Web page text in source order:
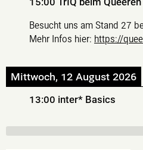
Besucht uns am Stand 27
Mehr Infos hier: https://
Mittwoch, 12 August 2026
13:00 inter* Basics